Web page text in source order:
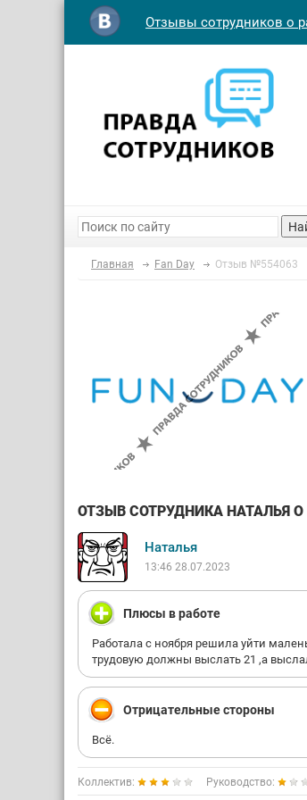
Отзывы сотрудников о
Главная Fan Day Отзыв №554063
ОТЗЫВ СОТРУДНИКА НАТАЛЬЯ О
Наталья
13:46 28.07.2023
Плюсы в работе
Работала с ноября решила уйти
трудовую должны выслать 21 ,а
Отрицательные стороны
Всё.
Коллектив: Руководство: